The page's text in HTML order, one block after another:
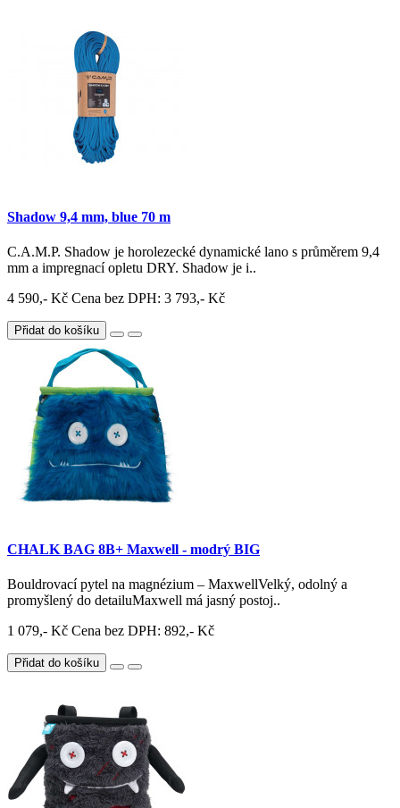
Shadow 9,4 mm, blue 70 m
C.A.M.P. Shadow je horolezecké dynamické lano s průměrem 9,4
mm a impregnací opletu DRY. Shadow je i..
4 590,- Kč Cena bez DPH: 3 793,- Kč
Přidat do košíku
CHALK BAG 8B+ Maxwell - modrý BIG
Bouldrovací pytel na magnézium – MaxwellVelký, odolný a
promyšlený do detailuMaxwell má jasný postoj..
1 079,- Kč Cena bez DPH: 892,- Kč
Přidat do košíku